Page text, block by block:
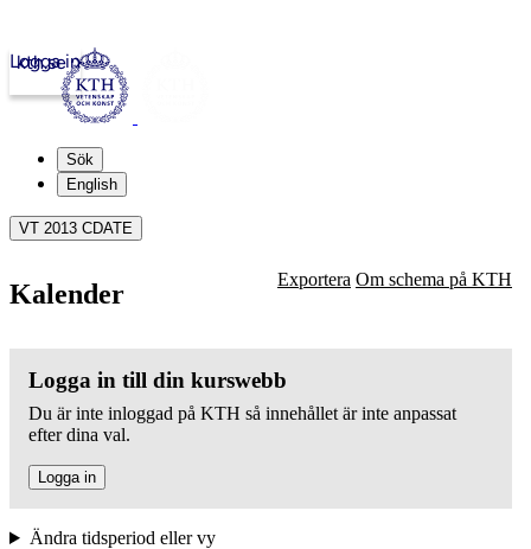
kth.se
Logga in
Sök
English
VT 2013 CDATE
Kalender Exportera Om schema på KTH
Logga in till din kurswebb
Du är inte inloggad på KTH så innehållet är inte anpassat
efter dina val.
Logga in
Ändra tidsperiod eller vy